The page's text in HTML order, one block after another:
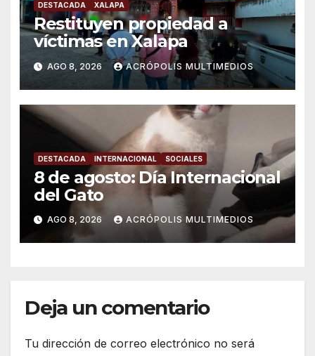
DESTACADA XALAPA
Restituyen propiedad a
víctimas en Xalapa
AGO 8, 2026 ACRÓPOLIS MULTIMEDIOS
DESTACADA INTERNACIONAL SOCIALES
8 de agosto: Día Internacional
del Gato
AGO 8, 2026 ACRÓPOLIS MULTIMEDIOS
Deja un comentario
Tu dirección de correo electrónico no será